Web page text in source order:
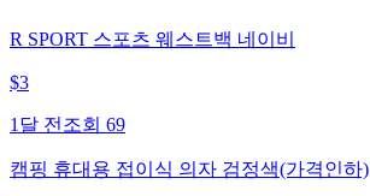
R SPORT 스포츠 웨스트백 네이비
$3
1달 전 조회 69
캠핑 휴대용 접이식 의자 검정색(가격인하)